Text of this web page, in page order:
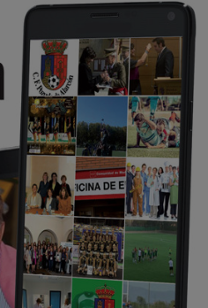
comisario de la …